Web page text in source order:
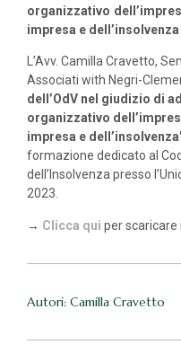
organizzativo
impresa e
L’Avv. Camilla Cravetto,
Associati with Negri-
dell’OdV nel giudizio di
organizzativo
impresa e
formazione dedicato al
dell’Insolvenza presso
2023.
→ Clicca qui per
Autori: Camilla Cravetto